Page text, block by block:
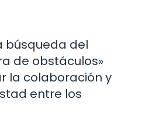
búsqueda del
de obstáculos»
la colaboración y
entre los